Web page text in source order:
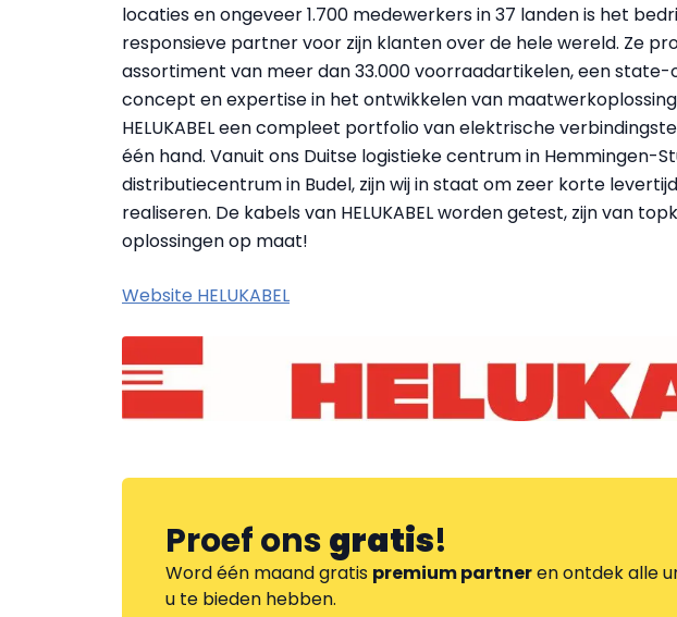
locaties en ongeveer 1.700 medewerkers in 37 landen is het
responsieve partner voor zijn klanten over de hele wereld. Ze
assortiment van meer dan 33.000 voorraadartikelen, een
concept en expertise in het ontwikkelen van
HELUKABEL een compleet portfolio van elektrische
één hand. Vanuit ons Duitse logistieke centrum in Hemmingen-
distributiecentrum in Budel, zijn wij in staat om zeer korte
realiseren. De kabels van HELUKABEL worden getest, zijn van
oplossingen op maat!
Website HELUKABEL
Proef onsgratis!
Word één maand gratis premium partneren ontdek alle
u te bieden hebben.